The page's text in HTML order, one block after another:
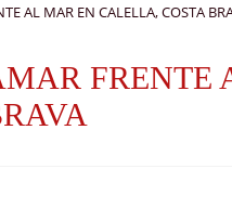
AL MAR EN CALELLA, COSTA
FRENTE